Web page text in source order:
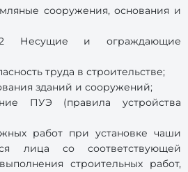
сооружения, основания и
Несущие и ограждающие
труда в строительстве;
зданий и сооружений;
ПУЭ (правила устройства
работ при установке чаши
лица со соответствующей
строительных работ,